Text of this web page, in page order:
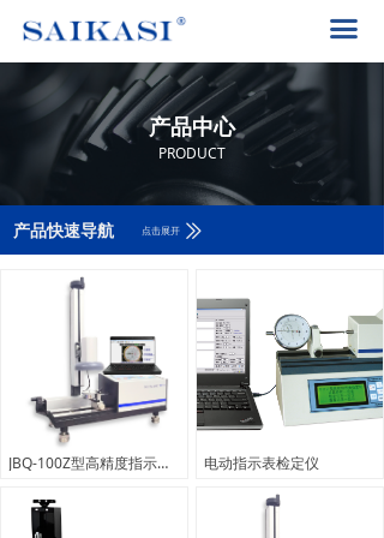
끀
首页
关于赛卡司
解决方案
赛卡司服务
联系我们
400-8617-185
产品中心
PRODUCT
产品中心
PRODUCT
ꅀ
产品快速导航 点击展开
JBQ-100Z型高精度指示表 全自动检定仪 电动指示表检定仪